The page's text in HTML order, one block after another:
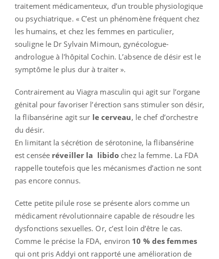
traitement médicamenteux, d’un trouble physiologique
ou psychiatrique. « C’est un phénomène fréquent chez
les humains, et chez les femmes en particulier,
souligne le Dr Sylvain Mimoun, gynécologue-
andrologue à l'hôpital Cochin. L’absence de désir est le
symptôme le plus dur à traiter ».
Contrairement au Viagra masculin qui agit sur l’organe
génital pour favoriser l’érection sans stimuler son désir,
la flibansérine agit sur le cerveau, le chef d’orchestre
du désir.
En limitant la sécrétion de sérotonine, la flibansérine
est censée réveiller la libido chez la femme. La FDA
rappelle toutefois que les mécanismes d’action ne sont
pas encore connus.
Cette petite pilule rose se présente alors comme un
médicament révolutionnaire capable de résoudre les
dysfonctions sexuelles. Or, c’est loin d’être le cas.
Comme le précise la FDA, environ 10 % des femmes
qui ont pris Addyi ont rapporté une amélioration de